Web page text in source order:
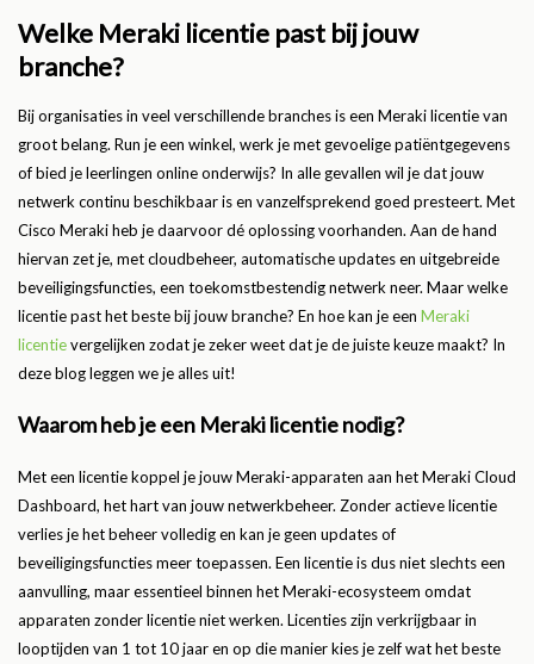
Welke Meraki licentie past bij jouw
branche?
Bij organisaties in veel verschillende branches is een Meraki licentie van
groot belang. Run je een winkel, werk je met gevoelige patiëntgegevens
of bied je leerlingen online onderwijs? In alle gevallen wil je dat jouw
netwerk continu beschikbaar is en vanzelfsprekend goed presteert. Met
Cisco Meraki heb je daarvoor dé oplossing voorhanden. Aan de hand
hiervan zet je, met cloudbeheer, automatische updates en uitgebreide
beveiligingsfuncties, een toekomstbestendig netwerk neer. Maar welke
licentie past het beste bij jouw branche? En hoe kan je een Meraki
licentievergelijken zodat je zeker weet dat je de juiste keuze maakt? In
deze blog leggen we je alles uit!
Waarom heb je een Meraki licentie nodig?
Met een licentie koppel je jouw Meraki-apparaten aan het Meraki Cloud
Dashboard, het hart van jouw netwerkbeheer. Zonder actieve licentie
verlies je het beheer volledig en kan je geen updates of
beveiligingsfuncties meer toepassen. Een licentie is dus niet slechts een
aanvulling, maar essentieel binnen het Meraki-ecosysteem omdat
apparaten zonder licentie niet werken. Licenties zijn verkrijgbaar in
looptijden van 1 tot 10 jaar en op die manier kies je zelf wat het beste